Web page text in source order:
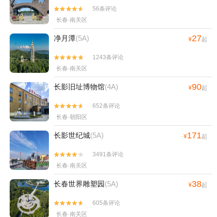


56条评论
长春·南关区
净月潭(5A) ¥27起


1243条评论
长春·南关区
长影旧址博物馆(4A) ¥90起


652条评论
长春·朝阳区
长影世纪城(5A) ¥171起


3491条评论
长春·南关区
长春世界雕塑园(5A) ¥38起


605条评论
长春·南关区